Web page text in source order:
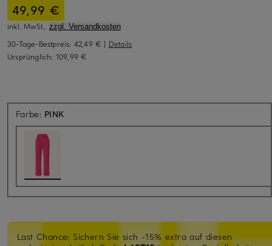
49,99 €
inkl. MwSt., zzgl. Versandkosten
30-Tage-Bestpreis: 42,49 € | Details
Ursprünglich: 109,99 €
Farbe: PINK
Last Chance: Sichern Sie sich -15% extra auf diesen